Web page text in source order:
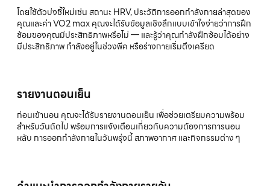
โดยใช้ตัวบ่งชี้ใหม่เช่น สถานะ HRV, ประวัติการออกกำลังกายล่าสุดของ
คุณและค่า VO2 max คุณจะได้รับข้อมูลเชิงลึกแบบเข้าใจง่ายว่าการฝึก
ซ้อมของคุณมีประสิทธิภาพหรือไม่ — และรู้ว่าคุณกำลังฝึกซ้อมได้อย่าง
มีประสิทธิภาพ กำลังอยู่ในช่วงพีค หรือร่างกายเริ่มตึงเครียด
รายงานตอนเย็น
ก่อนเข้านอน คุณจะได้รับรายงานตอนเย็น เพื่อช่วยเตรียมความพร้อม
สำหรับวันถัดไป พร้อมการแจ้งเตือนเกี่ยวกับความต้องการการนอน
หลับ การออกกำลังกายในวันพรุ่งนี้ สภาพอากาศ และกิจกรรมต่าง ๆ